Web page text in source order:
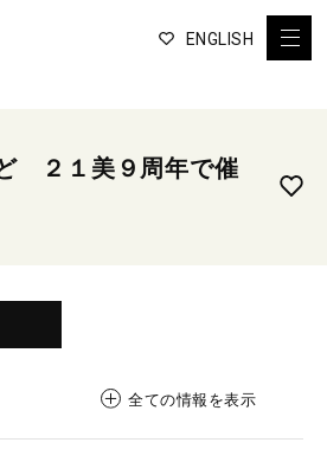
ENGLISH
２１美９周年で催
全ての情報を表示